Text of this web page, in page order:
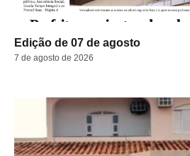
Edição de 07 de agosto
7 de agosto de 2026